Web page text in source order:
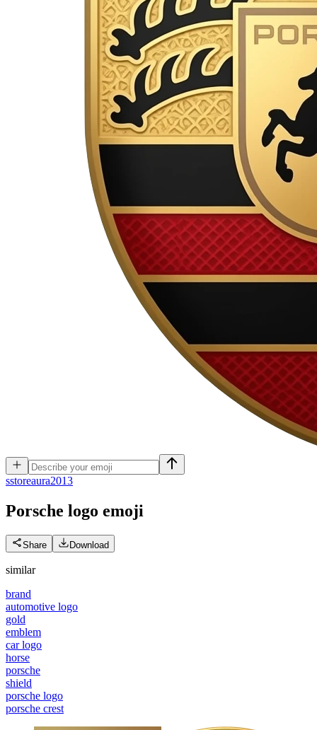
sstoreaura2013
Porsche logo emoji
Share Download
similar
brand
automotive logo
gold
emblem
car logo
horse
porsche
shield
porsche logo
porsche crest